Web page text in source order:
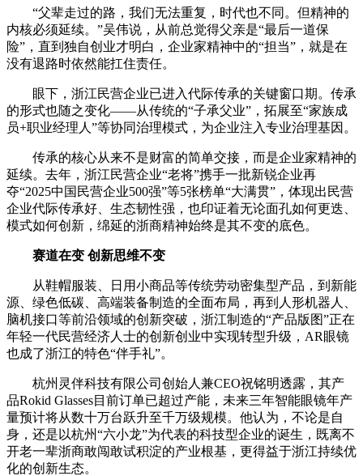
“父辈走过的路，我们无法重复，时代也不同。但精神的
内核必须延续。”吴伟说，从前总觉得父亲是“最后一道保
险”，直到独自创业才明白，企业家精神中的“担当”，就是在
没有退路时依然能扛住责任。
眼下，浙江民营企业已进入代际传承的关键窗口期。传承
的形式也随之变化——从传统的“子承父业”，拓展至“家族成
员+职业经理人”等协同治理模式，为企业注入专业治理基因。
传承的核心从来不是财富的简单交接，而是企业家精神的
延续。去年，浙江民营企业“老将”携手一批新锐企业再
夺“2025中国民营企业500强”等5张榜单“大满贯”，体现出民营
企业代际传承好、生态韧性强，也印证着无论面孔如何更迭、
模式如何创新，绵延的浙商精神始终是其不变的底色。
赛道在变 创新思维不变
从鞋帽服装、日用小商品等传统劳动密集型产品，到新能
源、绿色低碳、高端装备制造的全面布局，再到人形机器人、
脑机接口等前沿领域的创新突破，浙江制造的“产品版图”正在
年轻一代民营经济人士的创新创业中实现转型升级，AR眼镜
也成了浙江的特色“伴手礼”。
杭州灵伴科技有限公司创始人兼CEO祝铭明透露，其产
品Rokid Glasses目前订单已超过产能，未来三年智能眼镜年产
量预计将从数十万台跃升至千万级规模。他认为，不论是自
身，还是以杭州“六小龙”为代表的科技型企业的诞生，既离不
开老一辈浙商敢闯敢试积淀的产业根基，更得益于浙江持续优
化的创新生态。